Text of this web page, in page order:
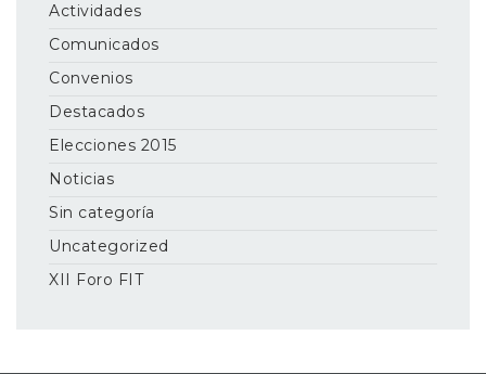
Actividades
Comunicados
Convenios
Destacados
Elecciones 2015
Noticias
Sin categoría
Uncategorized
XII Foro FIT